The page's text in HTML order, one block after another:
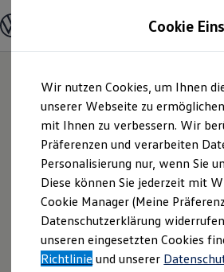
Hauptinhalt
springen
Footer
springen
Modelle und Konfigurator
Modelle vergleichen
Elektroautos
ENERGY Sondermodelle
Nutzfahrzeuge
SUV und CUV
Familienautos
Kombis
Kompaktwagen
Sportwagen
Schnell verfügbare Fahrzeuge
Angebote und Produkte
Aktuelle Angebote
E-Auto-Förderung
Volkswagen Marktplatz
Cookie
Wir nutzen Cookies, um Ihnen
unserer Webseite zu
mit Ihnen zu verbessern. Wir
Präferenzen und verarbeiten
Personalisierung nur, wenn Sie
Diese können Sie jederzeit mit
Cookie Manager (Meine
Datenschutzerklärung
unseren eingesetzten Cookies
Richtlinie und unserer